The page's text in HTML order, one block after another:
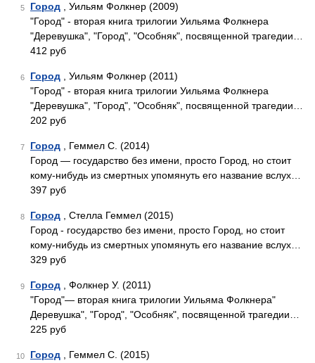
5 Город , Уильям Фолкнер (2009)
"Город" - вторая книга трилогии Уильяма Фолкнера
"Деревушка", "Город", "Особняк", посвященной трагедии…
412 руб
6 Город , Уильям Фолкнер (2011)
"Город" - вторая книга трилогии Уильяма Фолкнера
"Деревушка", "Город", "Особняк", посвященной трагедии…
202 руб
7 Город , Геммел С. (2014)
Город — государство без имени, просто Город, но стоит
кому-нибудь из смертных упомянуть его название вслух…
397 руб
8 Город , Стелла Геммел (2015)
Город - государство без имени, просто Город, но стоит
кому-нибудь из смертных упомянуть его название вслух…
329 руб
9 Город , Фолкнер У. (2011)
"Город"— вторая книга трилогии Уильяма Фолкнера"
Деревушка", "Город", "Особняк", посвященной трагедии…
225 руб
10 Город , Геммел С. (2015)